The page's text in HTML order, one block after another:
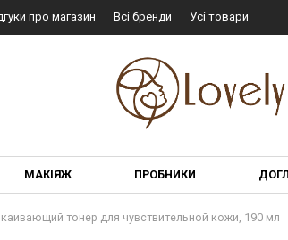
про магазин Всі бренди Усі товари
МАКІЯЖ ПРОБНИКИ
тонер для чувствительной кожи, 190 мл